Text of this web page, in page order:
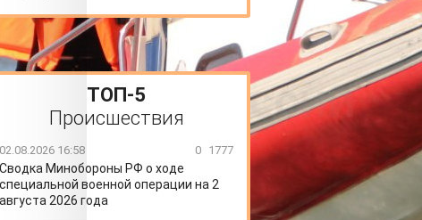
ТОП-5
Происшествия
02.08.2026 16:58 0 1777
Сводка Минобороны РФ о ходе
специальной военной операции на 2
августа 2026 года